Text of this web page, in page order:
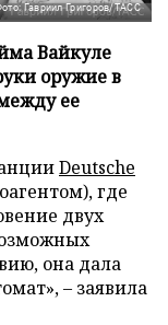
Гавриил Григоров/ТАСС
Вайкуле
оружие в
ее
Deutsche
где
двух
она дала
– заявила